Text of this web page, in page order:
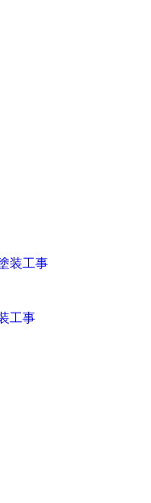
装工事
工事